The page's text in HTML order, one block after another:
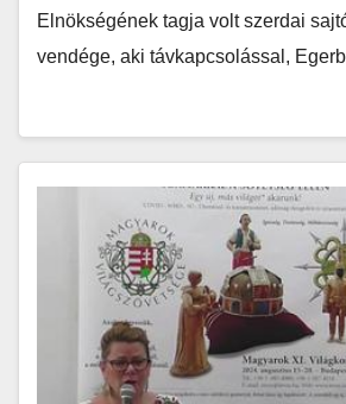
Elnökségének tagja volt szerdai
vendége, aki távkapcsolással,